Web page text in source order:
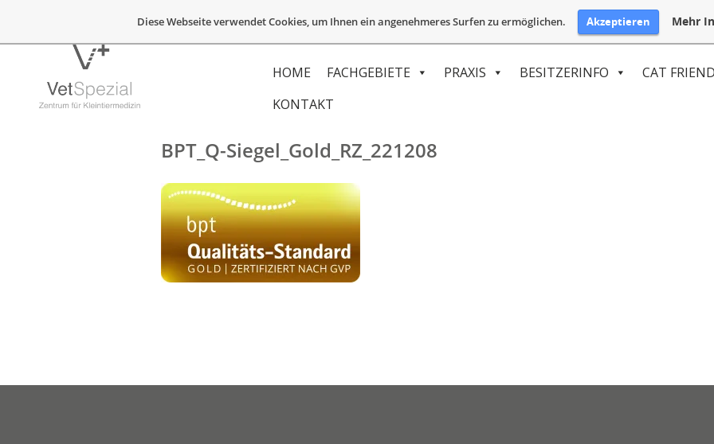
Diese Webseite verwendet Cookies, um Ihnen ein angenehmeres Surfen zu ermöglichen. Akzeptieren Mehr
HOME FACHGEBIETE PRAXIS BESITZERINFO CAT
KONTAKT
BPT_Q-Siegel_Gold_RZ_221208